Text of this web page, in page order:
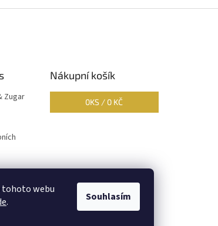
tohoto webu
. Souhlasím
Zugar
Nákupní košík
0KS / 0 KČ